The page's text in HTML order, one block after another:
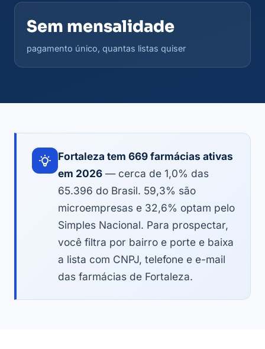
Sem mensalidade
pagamento único, quantas listas quiser
Fortaleza tem 669 farmácias ativas
em 2026 — cerca de 1,0% das
65.396 do Brasil. 59,3% são
microempresas e 32,6% optam pelo
Simples Nacional. Para prospectar,
você filtra por bairro e porte e baixa
a lista com CNPJ, telefone e e-mail
das farmácias de Fortaleza.